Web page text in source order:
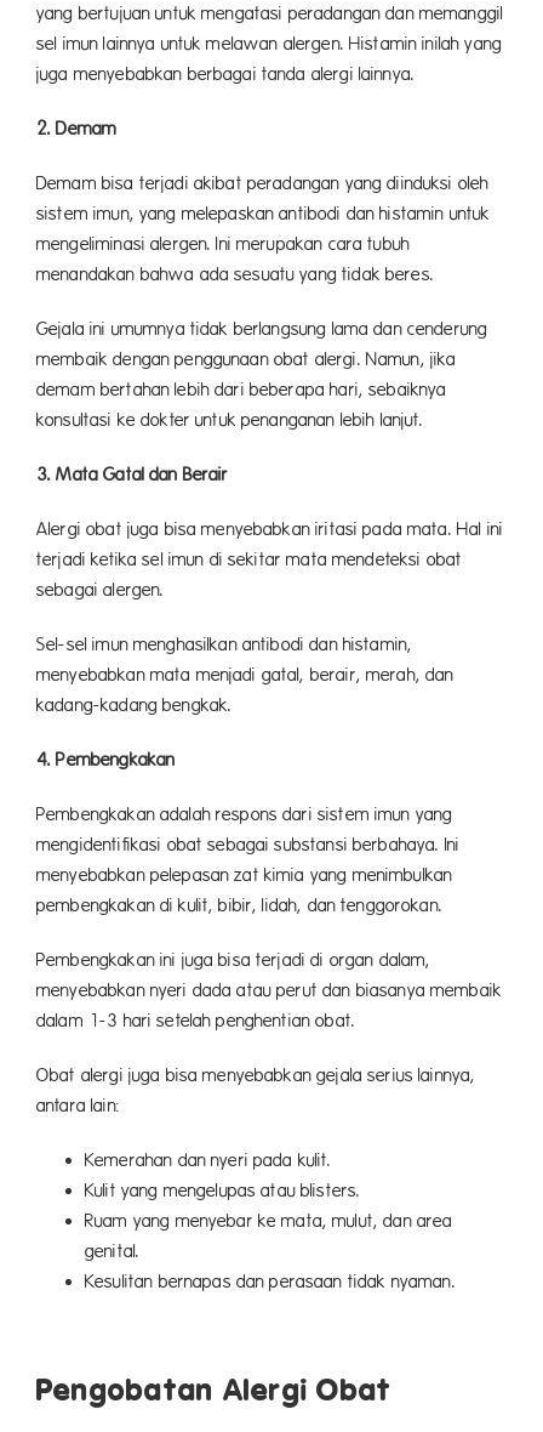
yang bertujuan untuk mengatasi peradangan dan memanggil
sel imun lainnya untuk melawan alergen. Histamin inilah yang
juga menyebabkan berbagai tanda alergi lainnya.
2. Demam
Demam bisa terjadi akibat peradangan yang diinduksi oleh
sistem imun, yang melepaskan antibodi dan histamin untuk
mengeliminasi alergen. Ini merupakan cara tubuh
menandakan bahwa ada sesuatu yang tidak beres.
Gejala ini umumnya tidak berlangsung lama dan cenderung
membaik dengan penggunaan obat alergi. Namun, jika
demam bertahan lebih dari beberapa hari, sebaiknya
konsultasi ke dokter untuk penanganan lebih lanjut.
3. Mata Gatal dan Berair
Alergi obat juga bisa menyebabkan iritasi pada mata. Hal ini
terjadi ketika sel imun di sekitar mata mendeteksi obat
sebagai alergen.
Sel-sel imun menghasilkan antibodi dan histamin,
menyebabkan mata menjadi gatal, berair, merah, dan
kadang-kadang bengkak.
4. Pembengkakan
Pembengkakan adalah respons dari sistem imun yang
mengidentifikasi obat sebagai substansi berbahaya. Ini
menyebabkan pelepasan zat kimia yang menimbulkan
pembengkakan di kulit, bibir, lidah, dan tenggorokan.
Pembengkakan ini juga bisa terjadi di organ dalam,
menyebabkan nyeri dada atau perut dan biasanya membaik
dalam 1-3 hari setelah penghentian obat.
Obat alergi juga bisa menyebabkan gejala serius lainnya,
antara lain:
Kemerahan dan nyeri pada kulit.
Kulit yang mengelupas atau blisters.
Ruam yang menyebar ke mata, mulut, dan area
genital.
Kesulitan bernapas dan perasaan tidak nyaman.
Pengobatan Alergi Obat